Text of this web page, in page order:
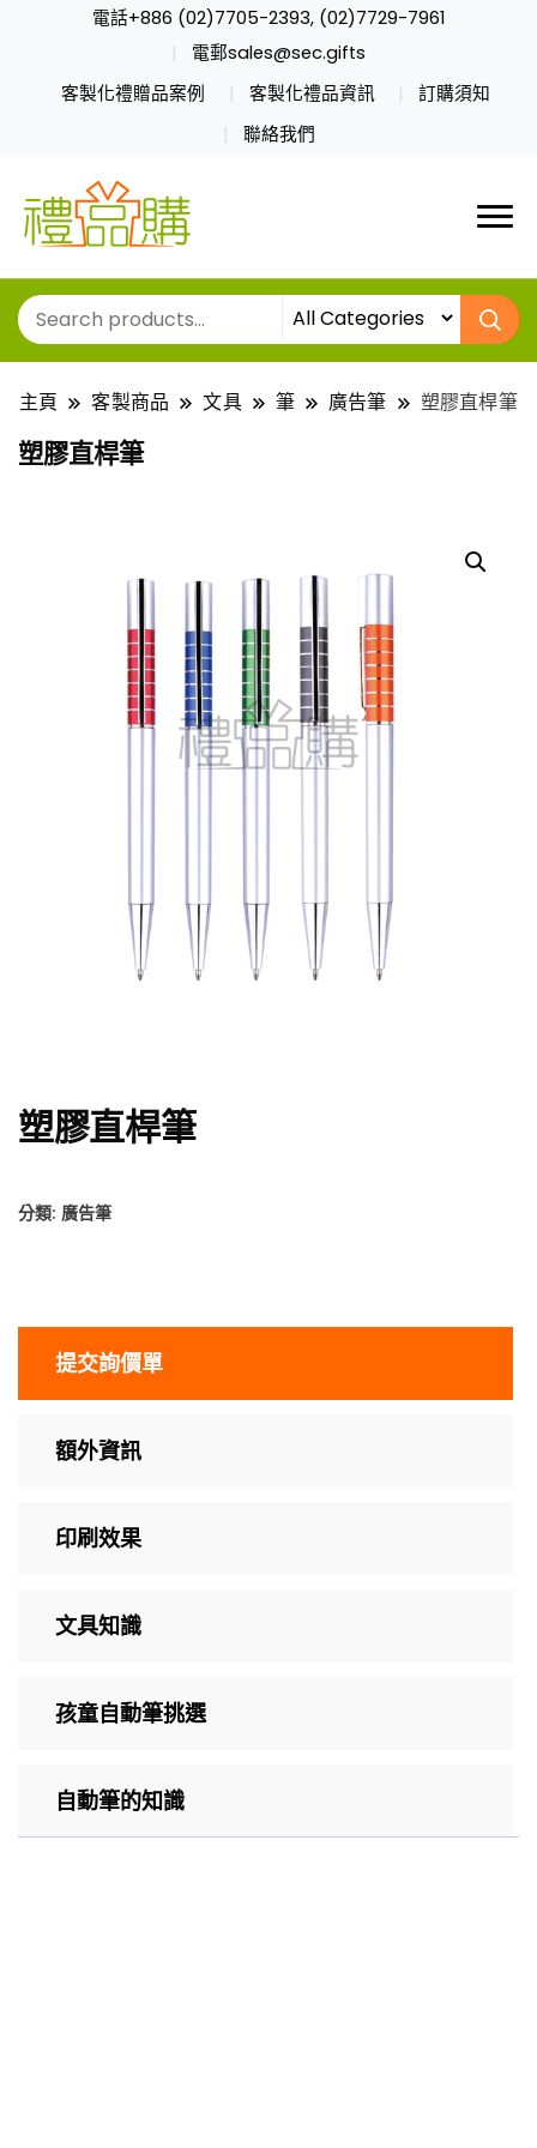
電話+886 (02)7705-2393, (02)7729-7961
電郵sales@sec.gifts
客製化禮贈品案例
客製化禮品資訊
訂購須知
聯絡我們
主頁 客製商品 文具 筆 廣告筆 塑膠直桿筆
塑膠直桿筆
塑膠直桿筆
分類: 廣告筆
提交詢價單
額外資訊
印刷效果
文具知識
孩童自動筆挑選
自動筆的知識